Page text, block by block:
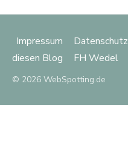
Impressum Datenschutz
diesen Blog
FH Wedel
© 2026 WebSpotting.de